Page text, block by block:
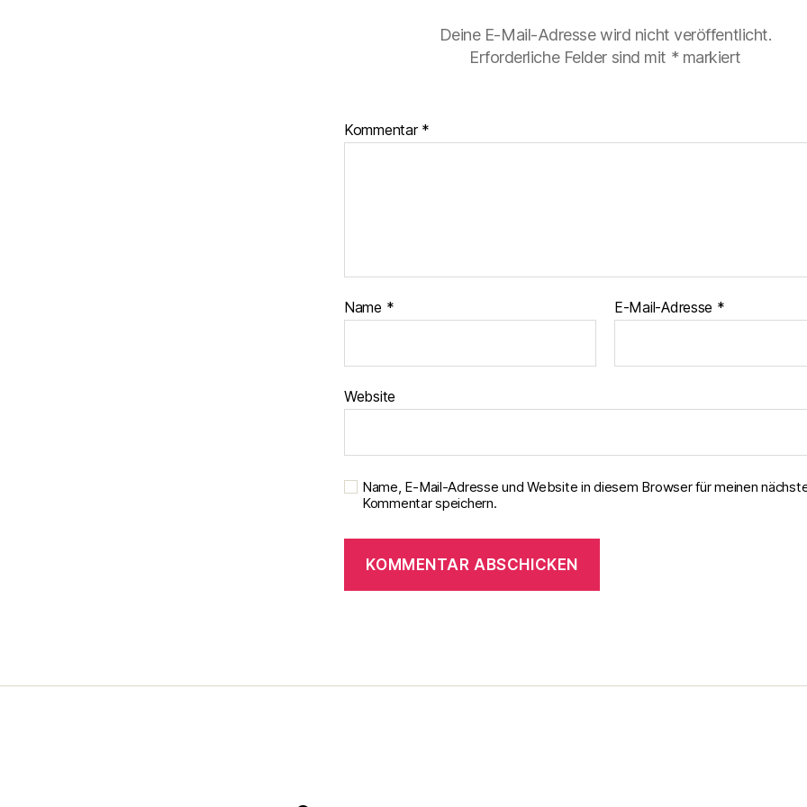
Deine E-Mail-Adresse wird nicht veröffentlicht.
Erforderliche Felder sind mit * markiert
Kommentar *
Name * E-Mail-Adresse *
Website
Name, E-Mail-Adresse und Website in diesem Browser für meinen
Kommentar speichern.